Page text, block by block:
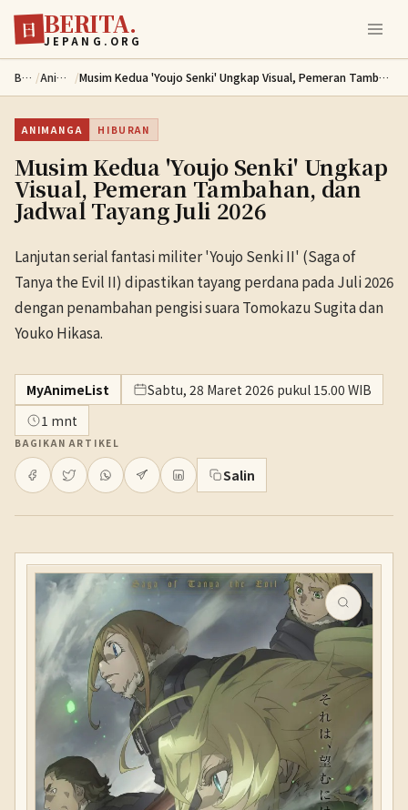
Lewati ke konten utama
日 BERITA.
JEPANG.ORG
Berita / Animanga / Musim Kedua 'Youjo Senki' Ungkap Visual, Pemeran Tambahan, dan Jadwal Tayang Juli 2026
ANIMANGA HIBURAN
Musim Kedua 'Youjo Senki' Ungkap
Visual, Pemeran Tambahan, dan
Jadwal Tayang Juli 2026
Lanjutan serial fantasi militer 'Youjo Senki II' (Saga of
Tanya the Evil II) dipastikan tayang perdana pada Juli 2026
dengan penambahan pengisi suara Tomokazu Sugita dan
Youko Hikasa.
MyAnimeList
Sabtu, 28 Maret 2026 pukul 15.00 WIB
1 mnt
BAGIKAN ARTIKEL
Salin